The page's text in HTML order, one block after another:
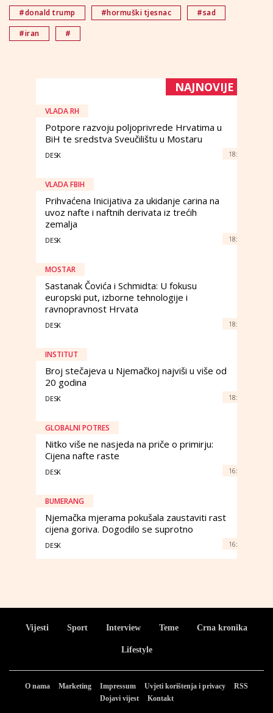
#donald trump #hormuški tjesnac
#sad
#iran
#
NAJNOVIJE
VLADA RH
Potpore razvoju poljoprivrede Hrvatima u
BiH te sredstva Sveučilištu u Mostaru
DESK 18:
VLADA FBIH
Prihvaćena Inicijativa za ukidanje carina na
uvoz nafte i naftnih derivata iz trećih
zemalja
DESK 18:
MOSTAR
Sastanak Čovića i Schmidta: U fokusu
europski put, izborne tehnologije i
ravnopravnost Hrvata
DESK 18:
INSTITUT
Broj stečajeva u Njemačkoj najviši u više od
20 godina
DESK 18:
GLOBALNI POTRES
Nitko više ne nasjeda na priče o primirju:
Cijena nafte raste
DESK 16:
BUMERANG
Njemačka mjerama pokušala zaustaviti rast
cijena goriva. Dogodilo se suprotno
DESK 16:
Vijesti Sport Interview Teme Crna kronika
Lifestyle
O nama Marketing Impressum Uvjeti korištenja i privacy
RSS
Dojavi vijest
Kontakt